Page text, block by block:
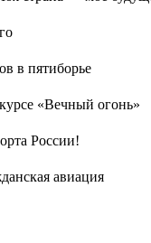
в пятиборье
«Вечный огонь»
России!
авиация